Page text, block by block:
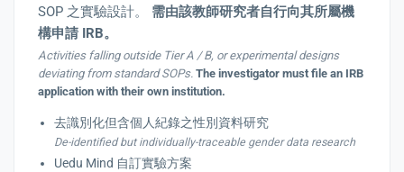
SOP 之實驗設計。 需由該教師研究者自行向其所屬機
構申請 IRB。
Activities falling outside Tier A / B, or experimental designs
deviating from standard SOPs. The investigator must file an IRB
application with their own institution.
去識別化但含個人紀錄之性別資料研究
De-identified but individually-traceable gender data research
Uedu Mind 自訂實驗方案